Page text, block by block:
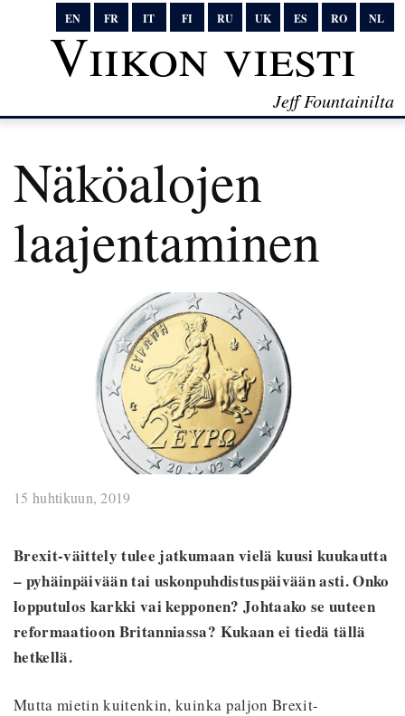
EN FR IT FI RU UK ES RO NL
Viikon viesti
Jeff Fountainilta
Näköalojen
laajentaminen
15 huhtikuun, 2019
Brexit-väittely tulee jatkumaan vielä kuusi kuukautta
– pyhäinpäivään tai uskonpuhdistuspäivään asti. Onko
lopputulos karkki vai kepponen? Johtaako se uuteen
reformaatioon Britanniassa? Kukaan ei tiedä tällä
hetkellä.
Mutta mietin kuitenkin, kuinka paljon Brexit-